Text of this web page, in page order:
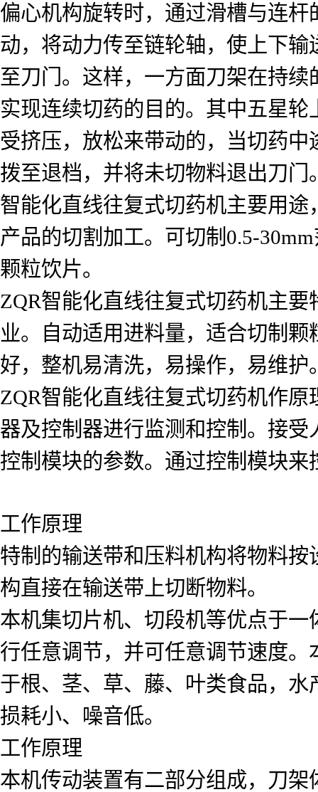
偏心机构旋转时，通过滑槽与连
动，将动力传至链轮轴，使上下
至刀门。这样，一方面刀架在持
实现连续切药的目的。其中五星
受挤压，放松来带动的，当切药
拨至退档，并将未切物料退出刀门
智能化直线往复式切药机主要用
产品的切割加工。可切制0.5-
颗粒饮片。
ZQR智能化直线往复式切药机主
业。自动适用进料量，适合切制
好，整机易清洗，易操作，易维
ZQR智能化直线往复式切药机作
器及控制器进行监测和控制。接
控制模块的参数。通过控制模块
工作原理
特制的输送带和压料机构将物料
构直接在输送带上切断物料。
本机集切片机、切段机等优点于
行任意调节，并可任意调节速度
于根、茎、草、藤、叶类食品，
损耗小、噪音低。
工作原理
本机传动装置有二部分组成，刀